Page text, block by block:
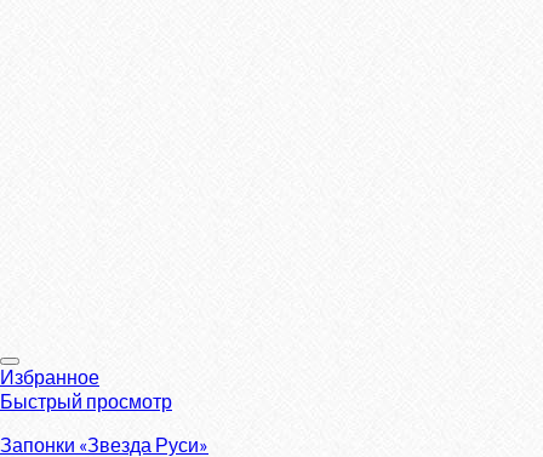
Избранное
Быстрый просмотр
Запонки «Звезда Руси»